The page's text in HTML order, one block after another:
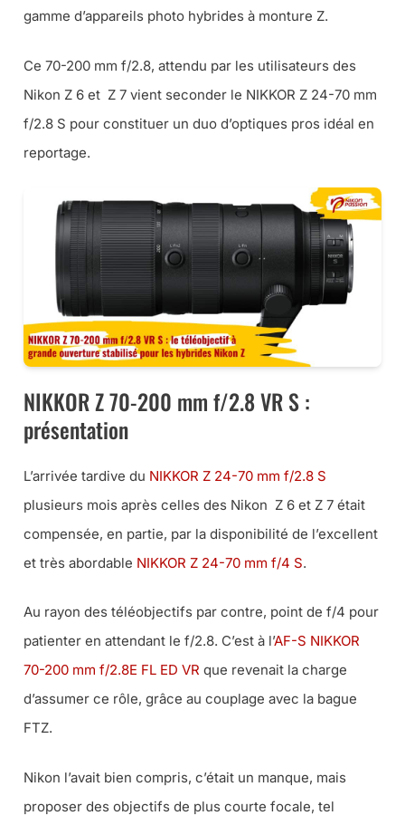
gamme d’appareils photo hybrides à monture Z.
Ce 70-200 mm f/2.8, attendu par les utilisateurs des
Nikon Z 6 et Z 7 vient seconder le NIKKOR Z 24-70 mm
f/2.8 S pour constituer un duo d’optiques pros idéal en
reportage.
NIKKOR Z 70-200 mm f/2.8 VR S :
présentation
L’arrivée tardive du NIKKOR Z 24-70 mm f/2.8 S
plusieurs mois après celles des Nikon Z 6 et Z 7 était
compensée, en partie, par la disponibilité de l’excellent
et très abordable NIKKOR Z 24-70 mm f/4 S.
Au rayon des téléobjectifs par contre, point de f/4 pour
patienter en attendant le f/2.8. C’est à l’AF-S NIKKOR
70-200 mm f/2.8E FL ED VR que revenait la charge
d’assumer ce rôle, grâce au couplage avec la bague
FTZ.
Nikon l’avait bien compris, c’était un manque, mais
proposer des objectifs de plus courte focale, tel